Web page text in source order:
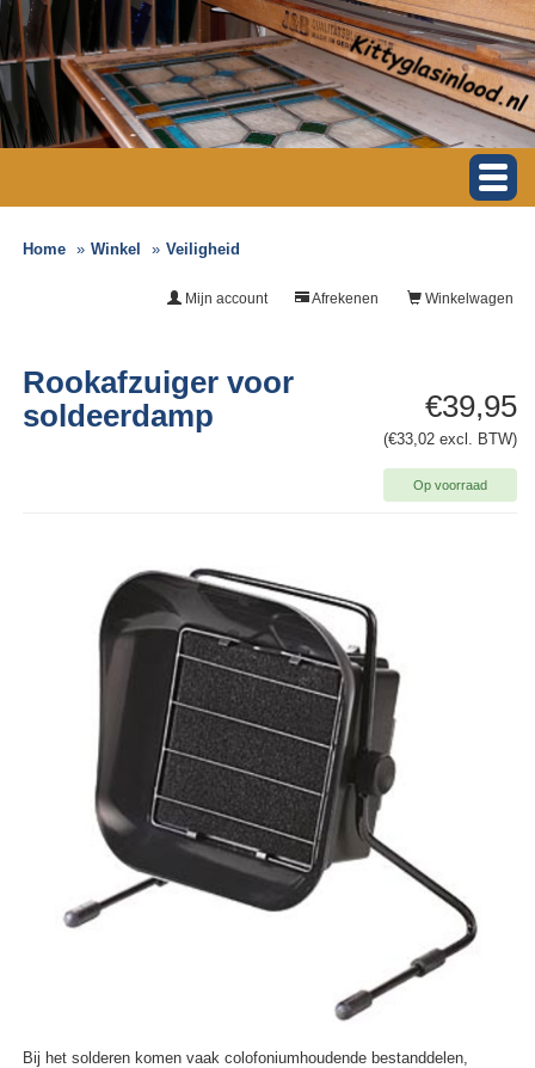
Home Winkel Veiligheid
Winkelwagen
Afrekenen
Mijn account
€39,95
(€33,02 excl. BTW)
Op voorraad
Rookafzuiger voor
soldeerdamp
Bij het solderen komen vaak colofoniumhoudende bestanddelen,